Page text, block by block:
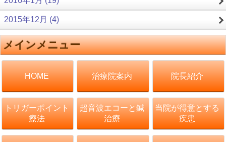
2015年12月 (4)
メインメニュー
HOME 治療院案内 院長紹介
トリガーポイント
療法
超音波エコーと鍼
治療
当院が得意とする
疾患